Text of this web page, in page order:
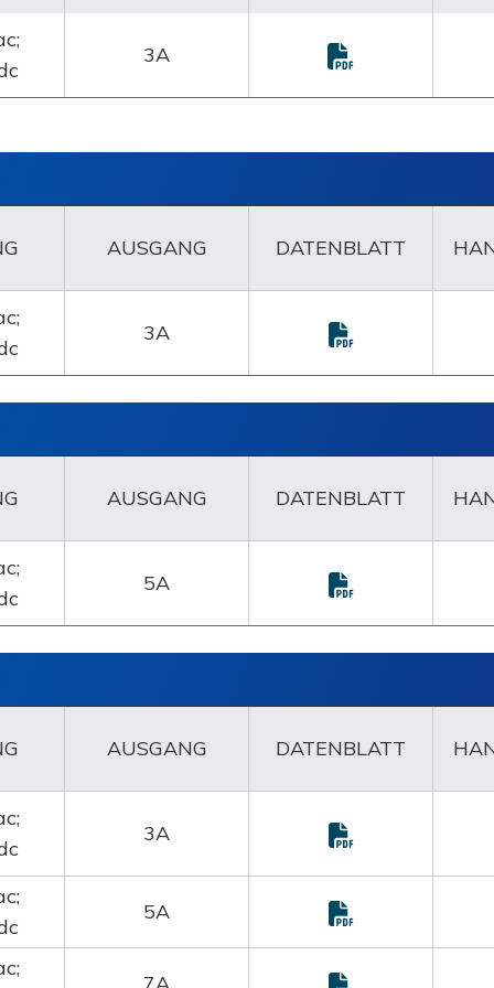
3A
AUSGANG DATENBLATT
3A
AUSGANG DATENBLATT
5A
AUSGANG DATENBLATT
3A
5A